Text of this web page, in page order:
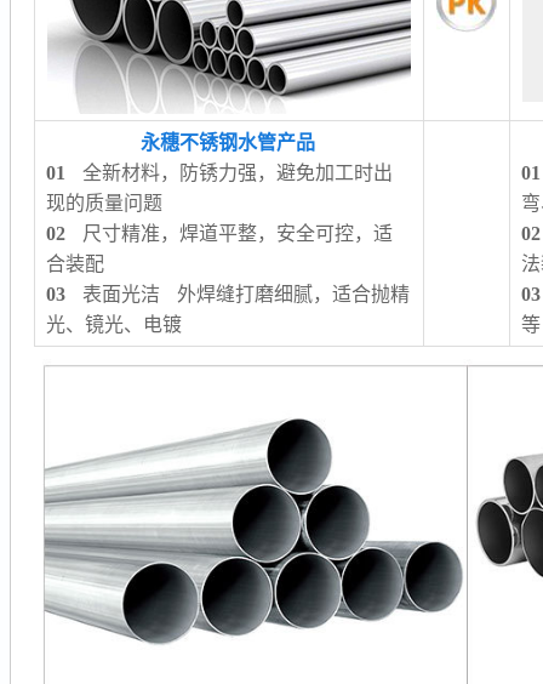
永穗不锈钢水管产品
01
全新材料，防锈力强，避免加工时出
现的质量问题
02 尺寸精准，焊道平整，安全可控，适
合装配
03 表面光洁 外焊缝打磨细腻，适合抛精
光、镜光、电镀
01
02
03